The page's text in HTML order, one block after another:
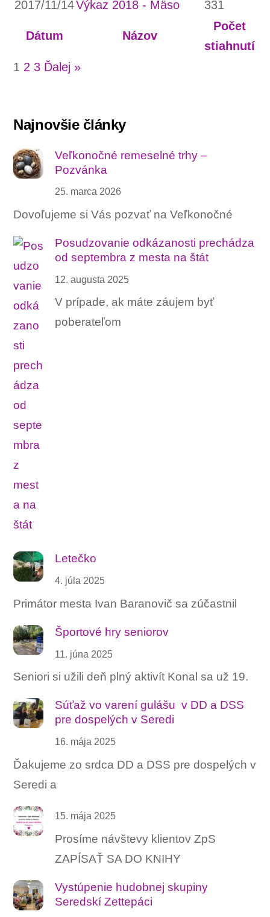
Dátum Názov
Počet
stiahnutí
2017/11/14Výkaz 2018 - Mäso 331
1 2 3 Ďalej »
Najnovšie články
Veľkonočné remeselné trhy –
Pozvánka
25. marca 2026
Dovoľujeme si Vás pozvať na Veľkonočné
Posudzovanie odkázanosti prechádza
od septembra z mesta na štát
12. augusta 2025
V prípade, ak máte záujem byť
poberateľom
Letečko
4. júla 2025
Primátor mesta Ivan Baranovič sa zúčastnil
Športové hry seniorov
11. júna 2025
Seniori si užili deň plný aktivít Konal sa už 19.
Súťaž vo varení gulášu ‍ v DD a DSS
pre dospelých v Seredi
16. mája 2025
Ďakujeme zo srdca DD a DSS pre dospelých v
Seredi a
15. mája 2025
Prosíme návštevy klientov ZpS
ZAPÍSAŤ SA DO KNIHY
Vystúpenie hudobnej skupiny
Seredskí Zettepáci